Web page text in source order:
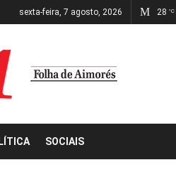
sexta-feira, 7 agosto, 2026 28 °C
SOCIAIS